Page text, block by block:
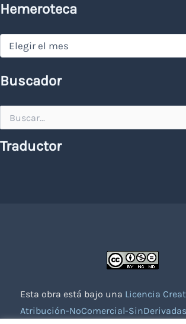
Hemeroteca
Hemeroteca
Buscador
por:
Traductor
Esta obra está bajo una Licencia
Atribución-NoComercial-